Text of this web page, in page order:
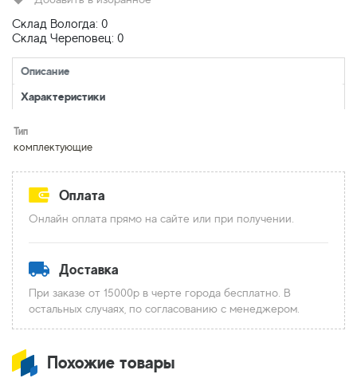
Склад Вологда: 0
Склад Череповец: 0
Описание
Характеристики
Тип
комплектующие
Оплата
Онлайн оплата прямо на сайте или при получении.
Доставка
При заказе от 15000р в черте города бесплатно. В
остальных случаях, по согласованию с менеджером.
Похожие товары